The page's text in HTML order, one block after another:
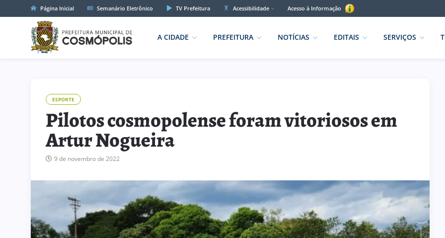
Página Inicial Semanário Eletrônico TV Prefeitura Acessibilidade Acesso à Informação
A CIDADE PREFEITURA NOTÍCIAS EDITAIS SERVIÇOS
ESPORTE
Pilotos cosmopolense foram vitoriosos em
Artur Nogueira
9 de novembro de 2022